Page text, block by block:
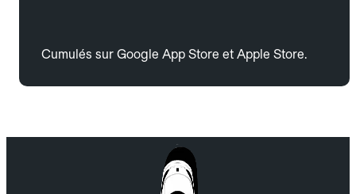
Cumulés sur Google App Store et Apple Store.